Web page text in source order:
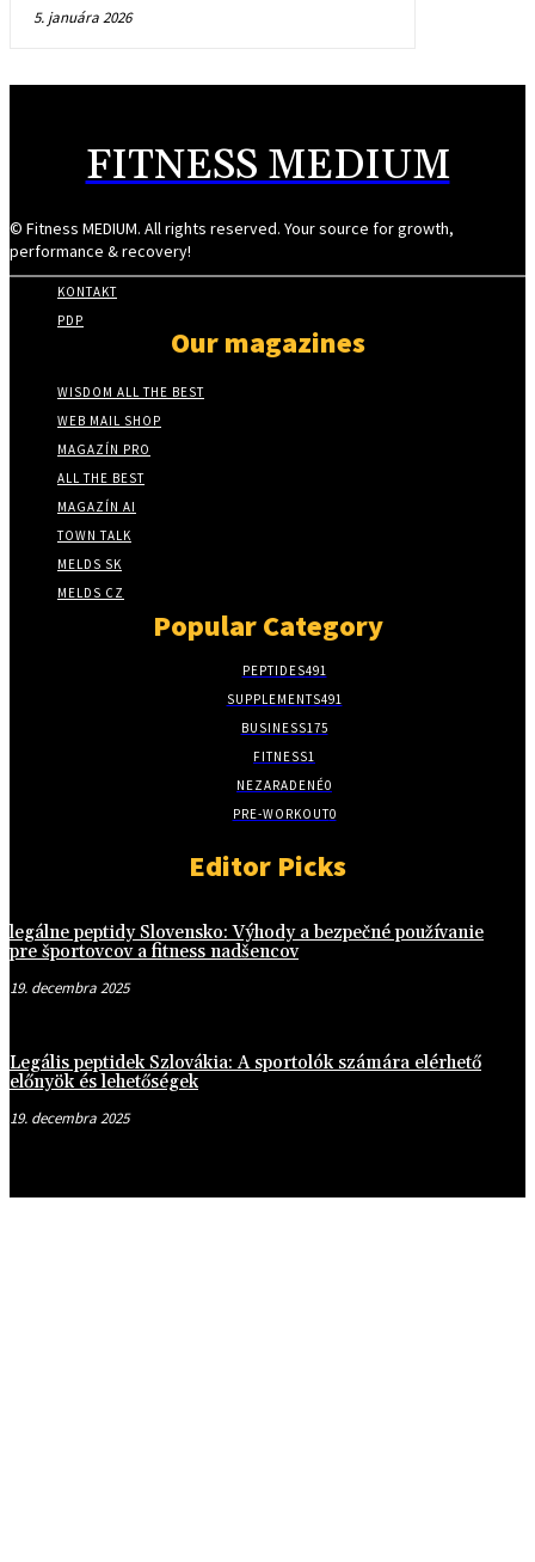
5. januára 2026
FITNESS MEDIUM
© Fitness MEDIUM. All rights reserved. Your source for growth,
performance & recovery!
KONTAKT
PDP
Our magazines
WISDOM ALL THE BEST
WEB MAIL SHOP
MAGAZÍN PRO
ALL THE BEST
MAGAZÍN AI
TOWN TALK
MELDS SK
MELDS CZ
Popular Category
PEPTIDES491
SUPPLEMENTS491
BUSINESS175
FITNESS1
NEZARADENÉ0
PRE-WORKOUT0
Editor Picks
legálne peptidy Slovensko: Výhody a bezpečné používanie
pre športovcov a fitness nadšencov
19. decembra 2025
Legális peptidek Szlovákia: A sportolók számára elérhető
előnyök és lehetőségek
19. decembra 2025